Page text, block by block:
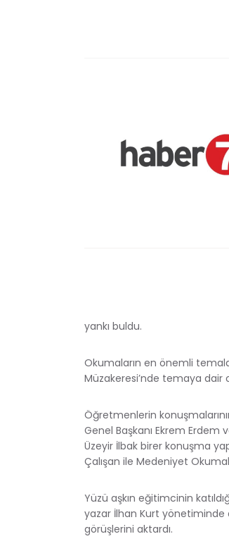
yankı buldu.
Okumaların en önemli
Müzakeresi’nde temaya
Öğretmenlerin
Genel Başkanı Ekrem Erdem
Üzeyir İlbak birer konuşma
Çalışan ile Medeniyet
Yüzü aşkın eğitimcinin
yazar İlhan Kurt yönetiminde
görüşlerini aktardı.